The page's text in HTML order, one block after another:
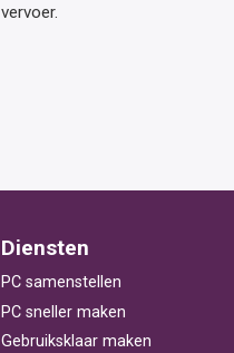
vervoer.
Diensten
PC samenstellen
PC sneller maken
Gebruiksklaar maken